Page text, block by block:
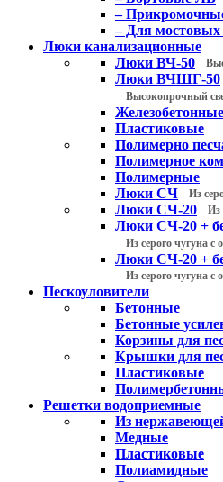
–
– Для мостовых
Люки канализационные
Люки ВЧ-50
Люки ВЧШГ-50
Высокопрочный
Железобетонные
Пластиковые
Полимерно
Полимерное
Полимерные
Люки СЧ
Из
Люки СЧ-20 Из
Люки СЧ-20 +
Из серого чугуна с
Люки СЧ-20 +
Из серого чугуна с
Пескоуловители
Бетонные
Бетонные
Корзины для
Крышки для
Пластиковые
Решетки водоприемные
Из
Медные
Пластиковые
Полиамидные